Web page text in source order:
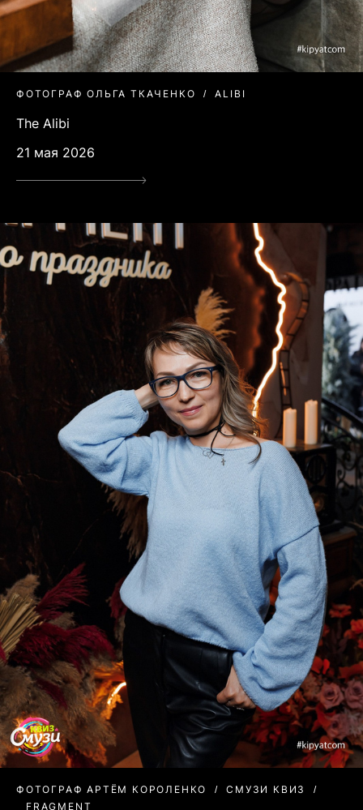
ФОТОГРАФ ОЛЬГА ТКАЧЕНКО ALIBI
The Alibi
21 мая 2026
ФОТОГРАФ АРТЁМ КОРОЛЕНКО
СМУЗИ КВИЗ
FRAGMENT